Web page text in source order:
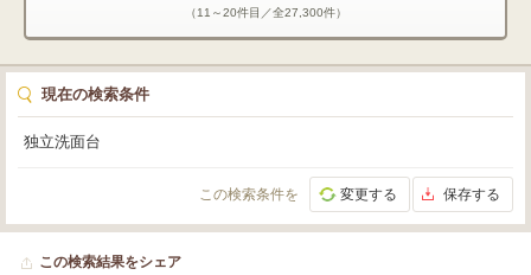
（11～20件目／全27,300件）
現在の検索条件
独立洗面台
この検索条件を 変更する 保存する
この検索結果をシェア